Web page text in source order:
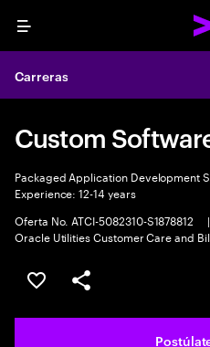
Menu
Carreras
Custom
Packaged Application Development
Experience: 12-14 years
Oferta No. ATCI-5082310-S1878812
|
Oracle Utilities Customer Care and
Guardar este empleo
Compartir este empleo